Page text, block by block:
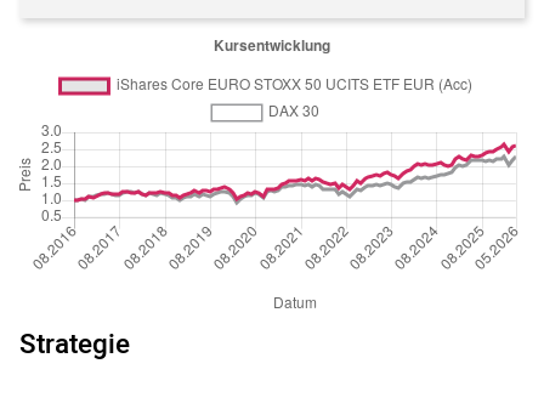
Strategie